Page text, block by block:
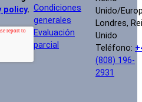
policy. Condiciones
generales
Evaluación
parcial
Unido/
Londres,
Unido
Teléfono:
(808) 196-
2931